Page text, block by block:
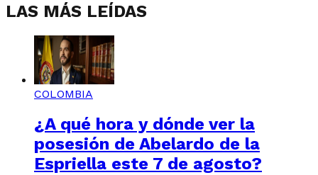
LAS MÁS LEÍDAS
COLOMBIA
¿A qué hora y dónde ver la
posesión de Abelardo de la
Espriella este 7 de agosto?